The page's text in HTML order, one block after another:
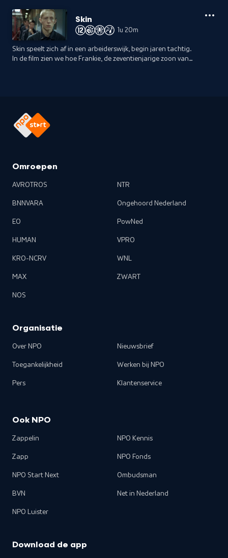
beroep op hen doet, met grote gevolgen.
Skin
1u 20m
Skin speelt zich af in een arbeiderswijk, begin jaren tachtig.
In de film zien we hoe Frankie, de zeventienjarige zoon van
Omroepen
AVROTROS
BNNVARA
EO
HUMAN
KRO-NCRV
MAX
NOS
NTR
Ongehoord Nederland
PowNed
VPRO
WNL
ZWART
Organisatie
Over NPO
Toegankelijkheid
Pers
Nieuwsbrief
Werken bij NPO
Klantenservice
Ook NPO
Zappelin
Zapp
NPO Start Next
BVN
NPO Luister
NPO Kennis
NPO Fonds
Ombudsman
Net in Nederland
Download de app